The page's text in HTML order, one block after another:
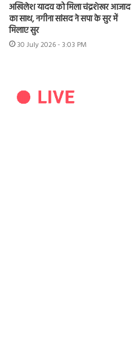
अखिलेश यादव को मिला चंद्रशेखर आजाद
का साथ, नगीना सांसद ने सपा के सुर में
मिलाए सुर
30 July 2026 - 3:03 PM